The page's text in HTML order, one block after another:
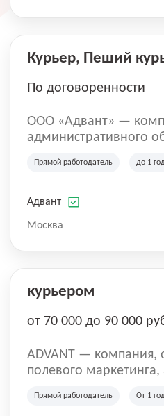
Курьер, Пеший
По договоренности
ООО «Адвант» —
административного
юридических лиц и
Прямой работодатель до 1
Адвант
Москва
курьером
от 70 000 до 90 000
ADVANT — компания,
полевого
на территории
Прямой работодатель От 1